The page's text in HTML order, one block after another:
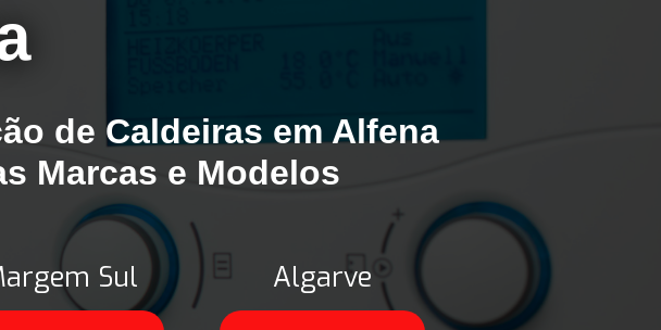
de Caldeiras em Alfena
Marcas e Modelos
Sul Algarve